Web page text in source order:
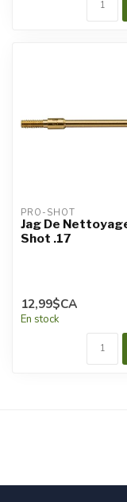
PRO-SHOT
Jag De
Shot .17
12,99$CA
En stock